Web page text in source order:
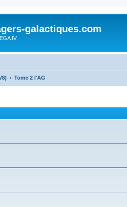
galactiques.com
IV
Tome 2 l'AG